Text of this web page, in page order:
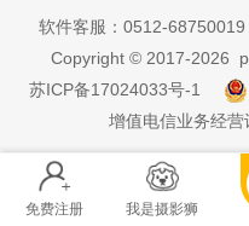
软件客服： 0512-68750019
Copyright © 2017-2026
苏ICP备17024033号-1
增值电信业务经
免费注册 我是摄影狮